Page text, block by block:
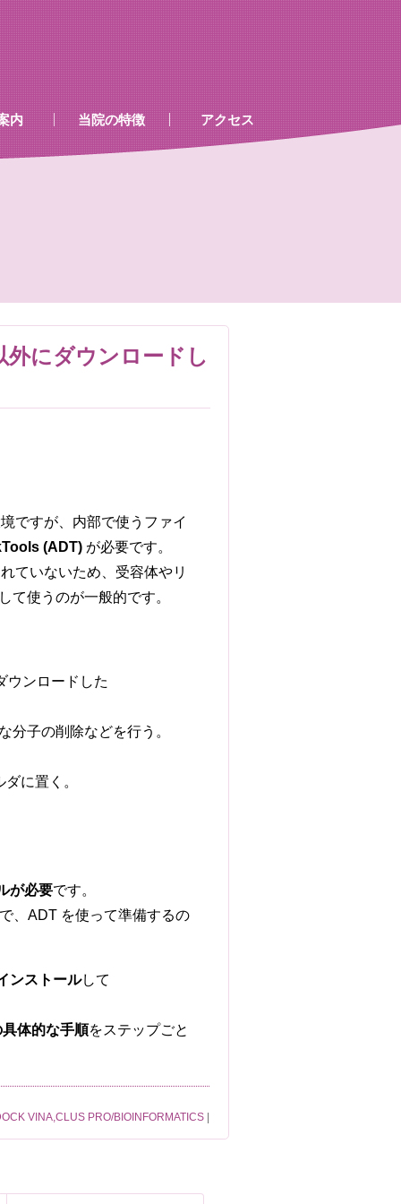
内
処置室
ン室心電図
当院の特徴
検査及び病名一覧
アクセス
にダウンロードし
ですが、内部で使うファイ
(ADT) が必要です。
ていないため、受容体やリ
て使うのが一般的です。
ウンロードした
分子の削除などを行う。
ダに置く。
が必要です。
、ADT を使って準備するの
ンストールして
体的な手順をステップごと
VINA,CLUS PRO/BIOINFORMATICS